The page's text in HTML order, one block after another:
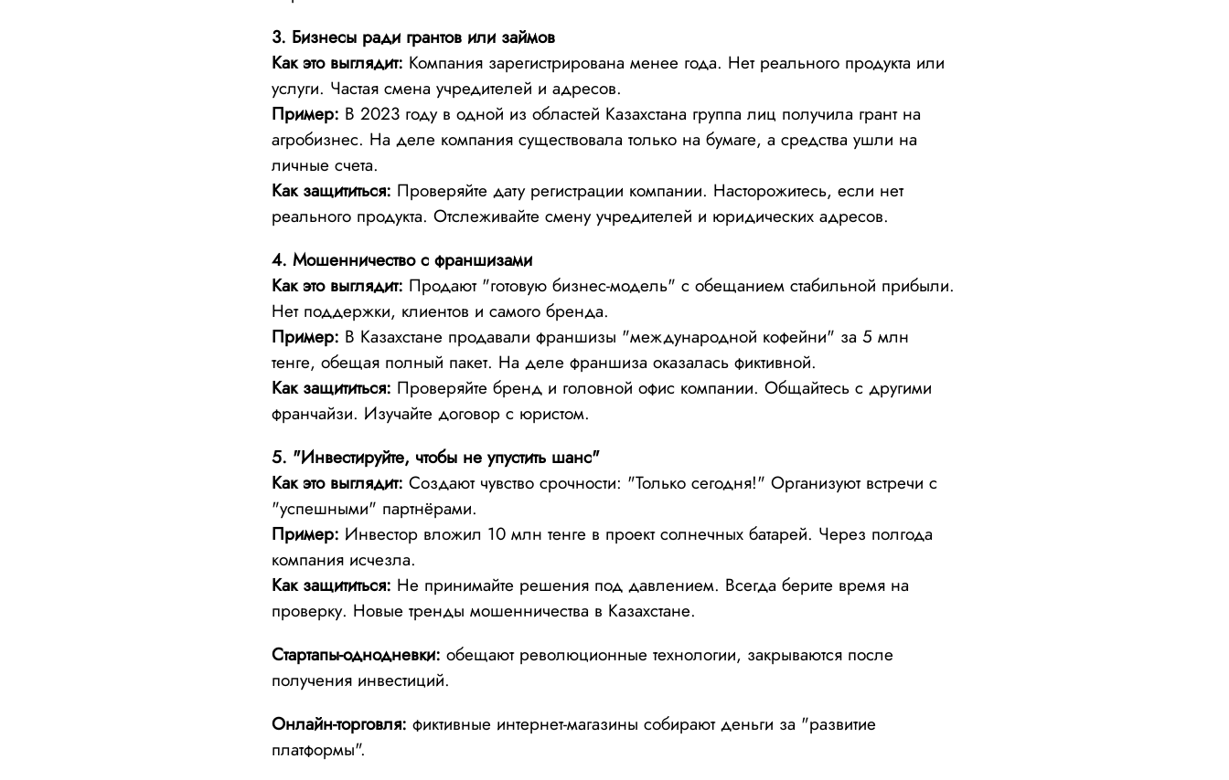
3. Бизнесы ради грантов или займов
Как это выглядит: Компания зарегистрирована менее года. Нет реального продукта или
услуги. Частая смена учредителей и адресов.
Пример: В 2023 году в одной из областей Казахстана группа лиц получила грант на
агробизнес. На деле компания существовала только на бумаге, а средства ушли на
личные счета.
Как защититься: Проверяйте дату регистрации компании. Насторожитесь, если нет
реального продукта. Отслеживайте смену учредителей и юридических адресов.
4. Мошенничество с франшизами
Как это выглядит: Продают "готовую бизнес-модель" с обещанием стабильной прибыли.
Нет поддержки, клиентов и самого бренда.
Пример: В Казахстане продавали франшизы "международной кофейни" за 5 млн
тенге, обещая полный пакет. На деле франшиза оказалась фиктивной.
Как защититься: Проверяйте бренд и головной офис компании. Общайтесь с другими
франчайзи. Изучайте договор с юристом.
5. "Инвестируйте, чтобы не упустить шанс"
Как это выглядит: Создают чувство срочности: "Только сегодня!" Организуют встречи с
"успешными" партнёрами.
Пример: Инвестор вложил 10 млн тенге в проект солнечных батарей. Через полгода
компания исчезла.
Как защититься: Не принимайте решения под давлением. Всегда берите время на
проверку. Новые тренды мошенничества в Казахстане.
Стартапы-однодневки: обещают революционные технологии, закрываются после
получения инвестиций.
Онлайн-торговля: фиктивные интернет-магазины собирают деньги за "развитие
платформы".